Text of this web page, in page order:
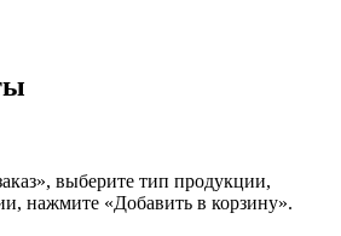
выберите тип продукции,
нажмите «Добавить в корзину».